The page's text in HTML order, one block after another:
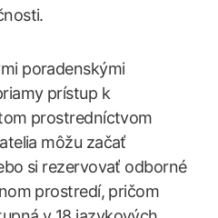
poradenskými
prístup k
prostredníctvom
môžu začať
si rezervovať odborné
prostredí, pričom